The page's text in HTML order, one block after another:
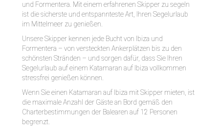
und Formentera. Mit einem erfahrenen Skipper zu segeln
ist die sicherste und entspannteste Art, Ihren Segelurlaub
im Mittelmeer zu genießen.
Unsere Skipper kennen jede Bucht von Ibiza und
Formentera – von versteckten Ankerplätzen bis zu den
schönsten Stränden – und sorgen dafür, dass Sie Ihren
Segelurlaub auf einem Katamaran auf Ibiza vollkommen
stressfrei genießen können.
Wenn Sie einen Katamaran auf Ibiza mit Skipper mieten, ist
die maximale Anzahl der Gäste an Bord gemäß den
Charterbestimmungen der Balearen auf 12 Personen
begrenzt.